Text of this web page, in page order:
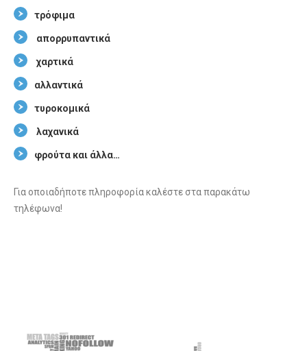
τρόφιμα
απορρυπαντικά
χαρτικά
αλλαντικά
τυροκομικά
λαχανικά
φρούτα και άλλα…
Για οποιαδήποτε πληροφορία καλέστε στα παρακάτω
τηλέφωνα!